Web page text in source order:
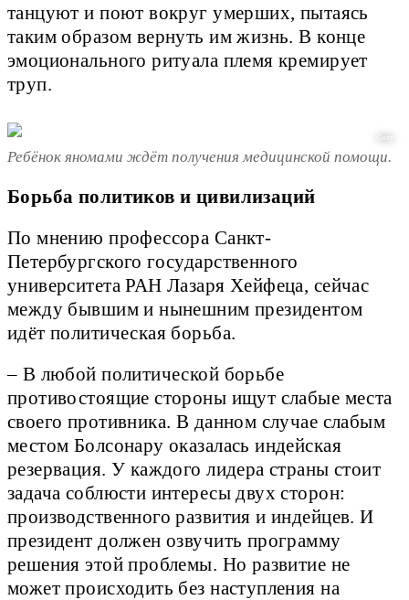
танцуют и поют вокруг умерших, пытаясь
таким образом вернуть им жизнь. В конце
эмоционального ритуала племя кремирует
труп.
Ребёнок яномами ждёт получения медицинской помощи.
Борьба политиков и цивилизаций
По мнению профессора Санкт-
Петербургского государственного
университета РАН Лазаря Хейфеца, сейчас
между бывшим и нынешним президентом
идёт политическая борьба.
– В любой политической борьбе
противостоящие стороны ищут слабые места
своего противника. В данном случае слабым
местом Болсонару оказалась индейская
резервация. У каждого лидера страны стоит
задача соблюсти интересы двух сторон:
производственного развития и индейцев. И
президент должен озвучить программу
решения этой проблемы. Но развитие не
может происходить без наступления на